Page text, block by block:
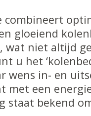
combineert
gloeiend
wat niet altijd
u het
wens in- en
met een
staat bekend